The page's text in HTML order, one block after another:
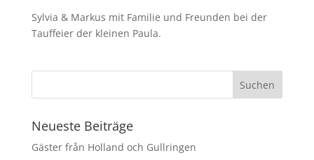
Sylvia & Markus mit Familie und Freunden bei der
Tauffeier der kleinen Paula.
Neueste Beiträge
Gäster från Holland och Gullringen